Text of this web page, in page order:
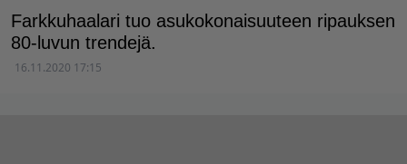
Farkkuhaalari tuo asukokonaisuuteen ripauksen
80-luvun trendejä.
16.11.2020 17:15